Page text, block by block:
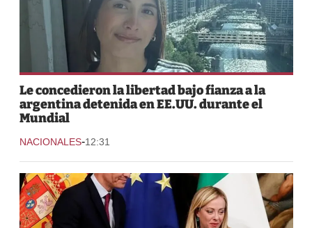
Le concedieron la libertad bajo fianza a la
argentina detenida en EE.UU. durante el
Mundial
NACIONALES-12:31